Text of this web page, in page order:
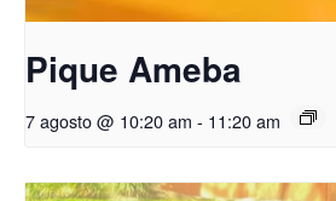
Pique Ameba
7 agosto @ 10:20 am - 11:20 am